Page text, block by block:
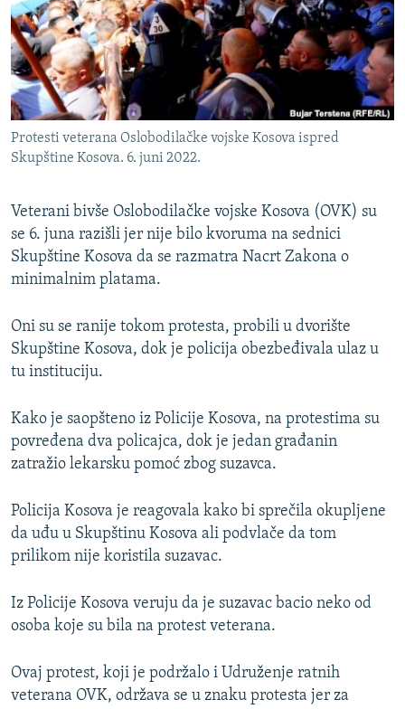
ISPRIČAJ MI
DNEVNO@RSE
SPECIJALI RSE
VIŠE OD NASLOVA
GENOCID U SREBRENICI
TV LIBERTY
POST SCRIPTUM
MOJA EVROPA
SVE KARTE DEJTONA
NASTANAK I RASPAD JUGOSLAVIJE
PRATITE NAS
Sve RFE/RL stranice
Protesti veterana Oslobodilačke vojske Kosova ispred
Skupštine Kosova. 6. juni 2022.
Veterani bivše Oslobodilačke vojske Kosova (OVK) su
se 6. juna razišli jer nije bilo kvoruma na sednici
Skupštine Kosova da se razmatra Nacrt Zakona o
minimalnim platama.
Oni su se ranije tokom protesta, probili u dvorište
Skupštine Kosova, dok je policija obezbeđivala ulaz u
tu instituciju.
Kako je saopšteno iz Policije Kosova, na protestima su
povređena dva policajca, dok je jedan građanin
zatražio lekarsku pomoć zbog suzavca.
Policija Kosova je reagovala kako bi sprečila okupljene
da uđu u Skupštinu Kosova ali podvlače da tom
prilikom nije koristila suzavac.
Iz Policije Kosova veruju da je suzavac bacio neko od
osoba koje su bila na protest veterana.
Ovaj protest, koji je podržalo i Udruženje ratnih
veterana OVK, održava se u znaku protesta jer za